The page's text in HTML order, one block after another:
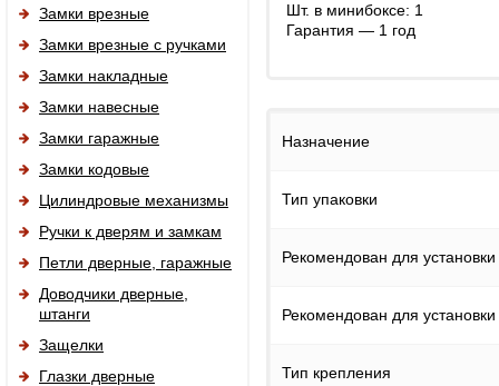
Замки врезные
Замки врезные с ручками
Замки накладные
Замки навесные
Замки гаражные
Замки кодовые
Цилиндровые механизмы
Ручки к дверям и замкам
Петли дверные, гаражные
Доводчики дверные,
штанги
Защелки
Глазки дверные
Шт. в минибоксе: 1
Гарантия — 1 год
Назначение
Тип упаковки
Рекомендован для
Рекомендован для
Тип крепления